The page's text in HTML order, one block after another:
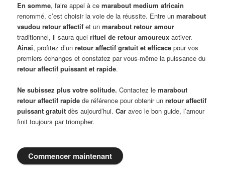
En somme, faire appel à cemarabout medium africain
renommé, c’est choisir la voie de la réussite. Entre unmarabout
vaudou retour affectif et unmarabout retour amour
traditionnel, il saura quelrituel de retour amoureux activer.
Ainsi, profitez d’unretour affectif gratuit et efficace pour vos
premiers échanges et constatez par vous-même la puissance du
retour affectif puissant et rapide.
Ne subissez plus votre solitude. Contactez lemarabout
retour affectif rapide de référence pour obtenir unretour affectif
puissant gratuit dès aujourd’hui.Car avec le bon guide, l’amour
finit toujours par triompher.
Commencer maintenant